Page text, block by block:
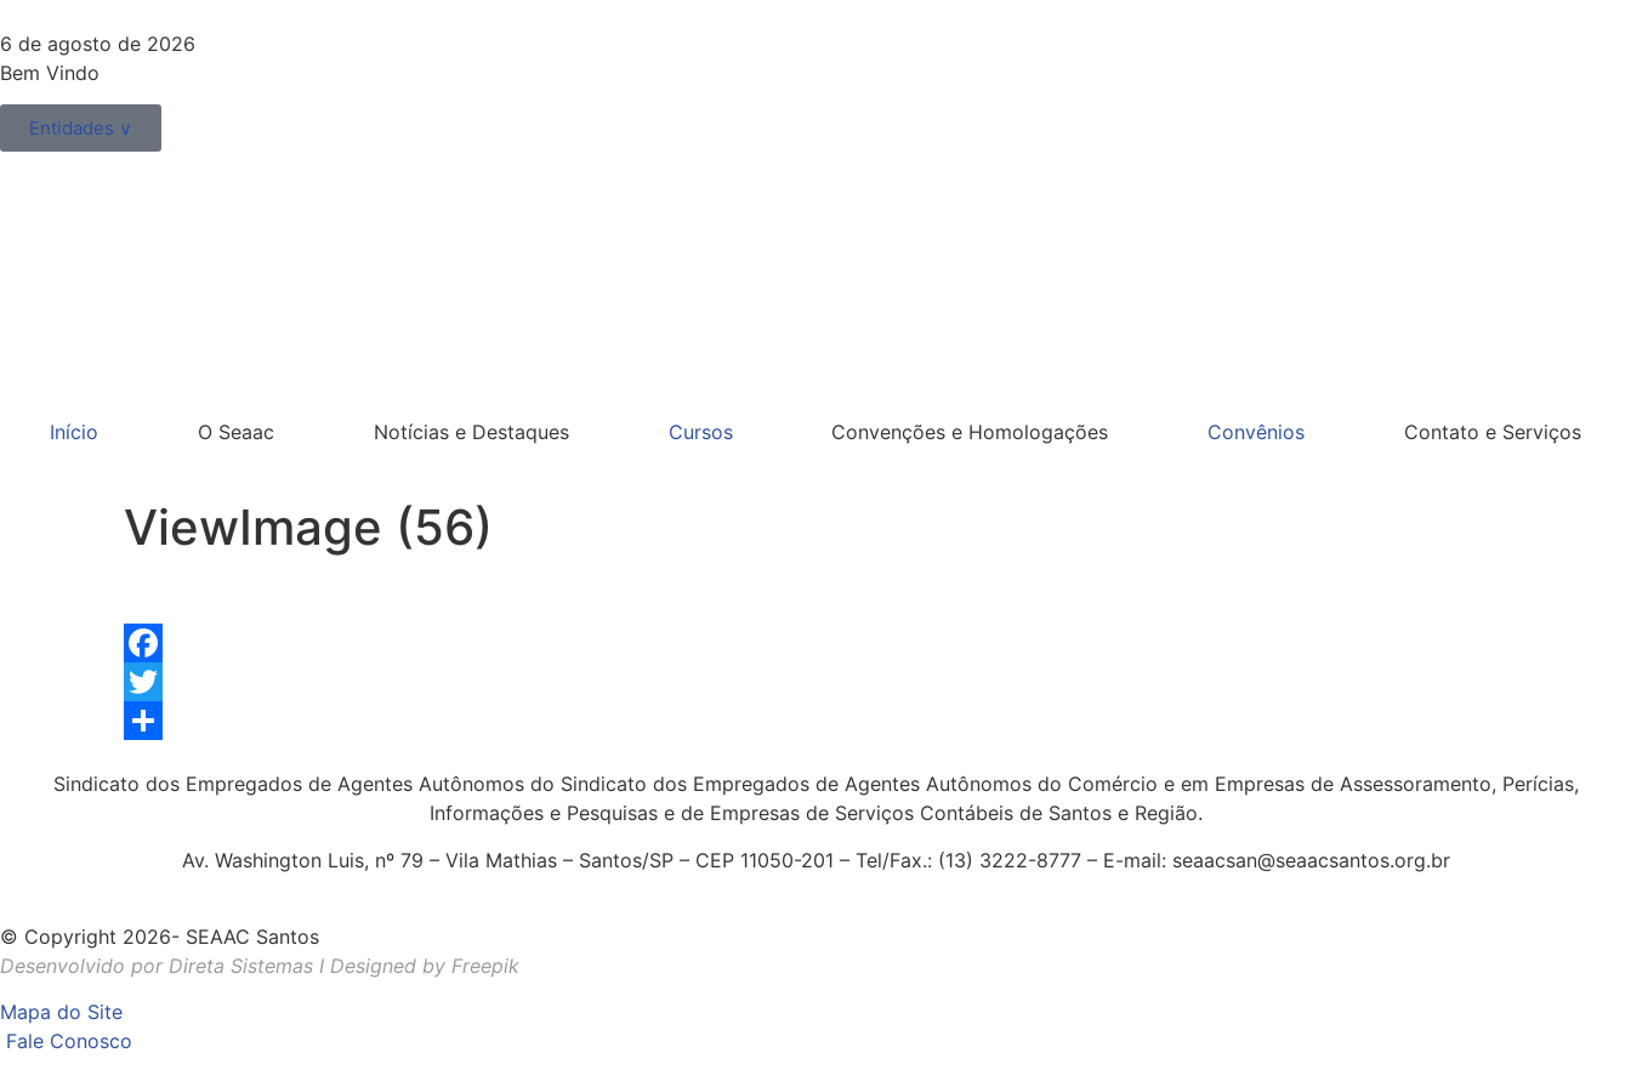
6 de agosto de 2026
Bem Vindo
Entidades ∨
Início O Seaac Notícias e Destaques Cursos Convenções e Homologações Convênios Contato e Serviços
ViewImage (56)
Facebook
Twitter
Sindicato dos Empregados de Agentes Autônomos do Sindicato dos Empregados de Agentes Autônomos do Comércio e em Empresas de Assessoramento, Perícias,
Informações e Pesquisas e de Empresas de Serviços Contábeis de Santos e Região.
Av. Washington Luis, nº 79 – Vila Mathias – Santos/SP – CEP 11050-201 – Tel/Fax.: (13) 3222-8777 – E-mail: seaacsan@seaacsantos.org.br
© Copyright 2026- SEAAC Santos
Desenvolvido por Direta Sistemas I Designed by Freepik
Mapa do Site
Fale Conosco